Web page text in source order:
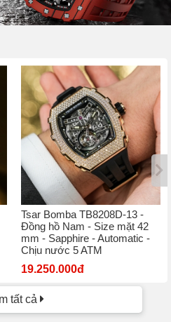
Tsar Bomba TB8208D-13 -
Đồng hồ Nam - Size mặt 42
mm - Sapphire - Automatic -
Chịu nước 5 ATM
19.250.000đ
tất cả